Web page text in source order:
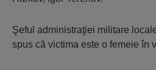
Şeful administraţiei militare
spus că victima este o femeie în